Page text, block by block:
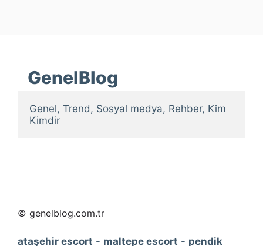
GenelBlog
Genel, Trend, Sosyal medya, Rehber, Kim
Kimdir
© genelblog.com.tr
ataşehir escort - maltepe escort - pendik